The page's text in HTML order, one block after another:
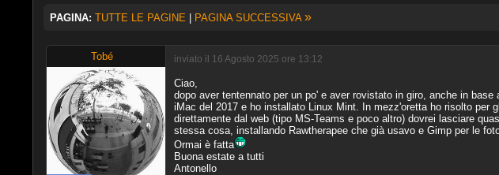
PAGINA: TUTTE LE PAGINE | PAGINA SUCCESSIVA »
Tobé inviato il 16 Agosto 2025 ore 13:12
Ciao,
dopo aver tentennato per un po' e aver rovistato in giro, anche in
iMac del 2017 e ho installato Linux Mint. In mezz'oretta ho risolto
direttamente dal web (tipo MS-Teams e poco altro) dovrei lasciare
stessa cosa, installando Rawtherapee che già usavo e Gimp per le
Ormai è fatta
Buona estate a tutti
Antonello